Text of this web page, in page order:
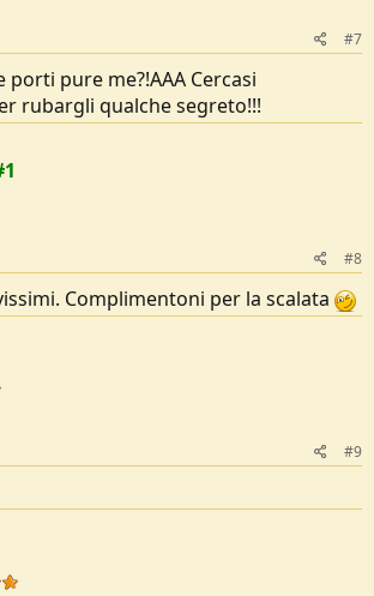
#7
porti pure me?!AAA Cercasi
rubargli qualche segreto!!!
#8
Complimentoni per la scalata
#9